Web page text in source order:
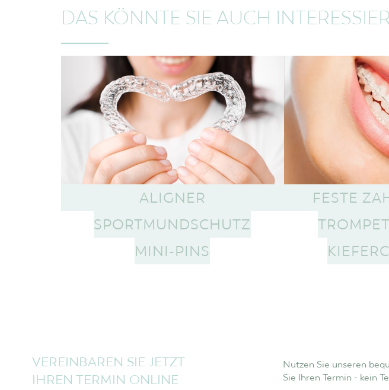
DAS KÖNNTE SIE AUCH
ALIGNER FESTE
SPORTMUNDSCHUTZ
MINI-PINS
VEREINBAREN SIE JETZT
IHREN TERMIN ONLINE
Nutzen Sie unseren
Sie Ihren Termin - kein